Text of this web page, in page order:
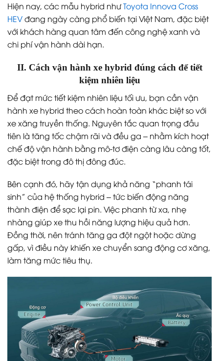
Hiện nay, các mẫu hybrid nhưToyota Innova Cross
HEVđang ngày càng phổ biến tại Việt Nam, đặc biệt
với khách hàng quan tâm đến công nghệ xanh và
chi phí vận hành dài hạn.
II. Cách vận hành xe hybrid đúng cách để tiết
kiệm nhiên liệu
Để đạt mức tiết kiệm nhiên liệu tối ưu, bạn cần vận
hành xe hybrid theo cách hoàn toàn khác biệt so với
xe xăng truyền thống. Nguyên tắc quan trọng đầu
tiên là tăng tốc chậm rãi và đều ga – nhằm kích hoạt
chế độ vận hành bằng mô-tơ điện càng lâu càng tốt,
đặc biệt trong đô thị đông đúc.
Bên cạnh đó, hãy tận dụng khả năng “phanh tái
sinh” của hệ thống hybrid – tức biến động năng
thành điện để sạc lại pin. Việc phanh từ xa, nhẹ
nhàng giúp xe thu hồi năng lượng hiệu quả hơn.
Đồng thời, nên tránh tăng ga đột ngột hoặc dừng
gấp, vì điều này khiến xe chuyển sang động cơ xăng,
làm tăng mức tiêu thụ.